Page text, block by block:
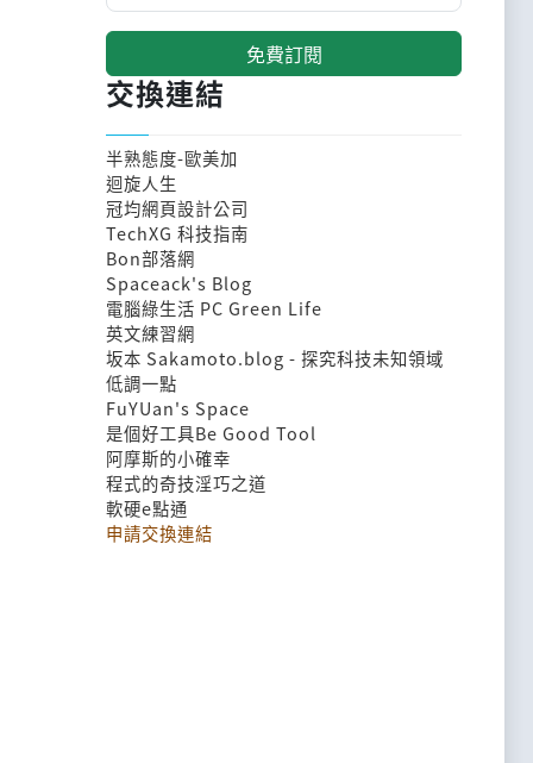
免費訂閱
交換連結
半熟態度-歐美加
迴旋人生
冠均網頁設計公司
TechXG 科技指南
Bon部落網
Spaceack's Blog
電腦綠生活 PC Green Life
英文練習網
坂本 Sakamoto.blog - 探究科技未知領域
低調一點
FuYUan's Space
是個好工具Be Good Tool
阿摩斯的小確幸
程式的奇技淫巧之道
軟硬e點通
申請交換連結